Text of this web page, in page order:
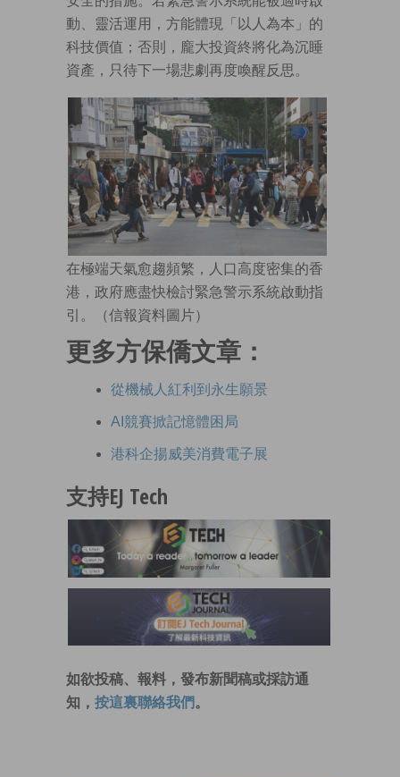
動、靈活運用，方能體現「以人為本」的
科技價值；否則，龐大投資終將化為沉睡
資產，只待下一場悲劇再度喚醒反思。
在極端天氣愈趨頻繁，人口高度密集的香
港，政府應盡快檢討緊急警示系統啟動指
引。（信報資料圖片）
更多方保僑文章：
從機械人紅利到永生願景
AI競賽掀記憶體困局
港科企揚威美消費電子展
支持EJ Tech
如欲投稿、報料，發布新聞稿或採訪通
知， 按這裏聯絡我們 。